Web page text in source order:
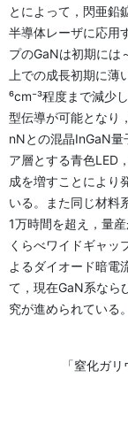
とによって，閃亜鉛
半導体レーザに応用
プのGaNは初期には
上での成長初期に薄
⁶cm⁻³程度まで減少
型伝導が可能となり
nNとの混晶InGaN量
ア層とする青色LED
成を増すことにより
いる。また同じ材料
1万時間を超え，量
くらべワイドギャッ
よるダイオード暗電
て，現在GaN系なら
究が進められている。
「窒化ガ